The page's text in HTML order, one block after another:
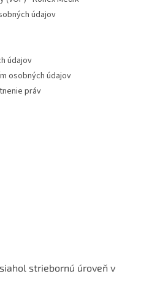
údajov
údajov
osobných údajov
práv
striebornú úroveň v